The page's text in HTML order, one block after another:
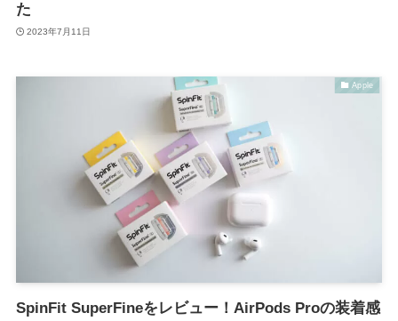
た
2023年7月11日
Apple
SpinFit SuperFineをレビュー！AirPods Proの装着感